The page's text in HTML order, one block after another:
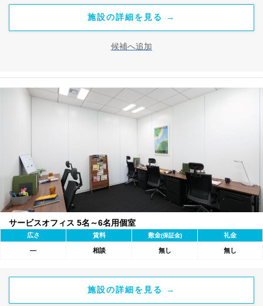
施設の詳細を見る →
候補へ追加
サービスオフィス 5名～6名用個室
広さ 賃料 敷金(保証金) 礼金
― 相談 無し 無し
施設の詳細を見る →